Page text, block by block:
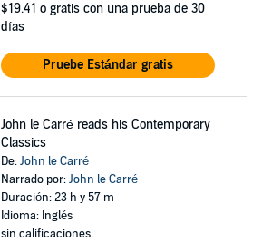
$19.41 o gratis con una prueba de 30
días
Pruebe Estándar gratis
John le Carré reads his Contemporary
Classics
De:John le Carré
Narrado por:John le Carré
Duración: 23 h y 57 m
Idioma: Inglés
sin calificaciones